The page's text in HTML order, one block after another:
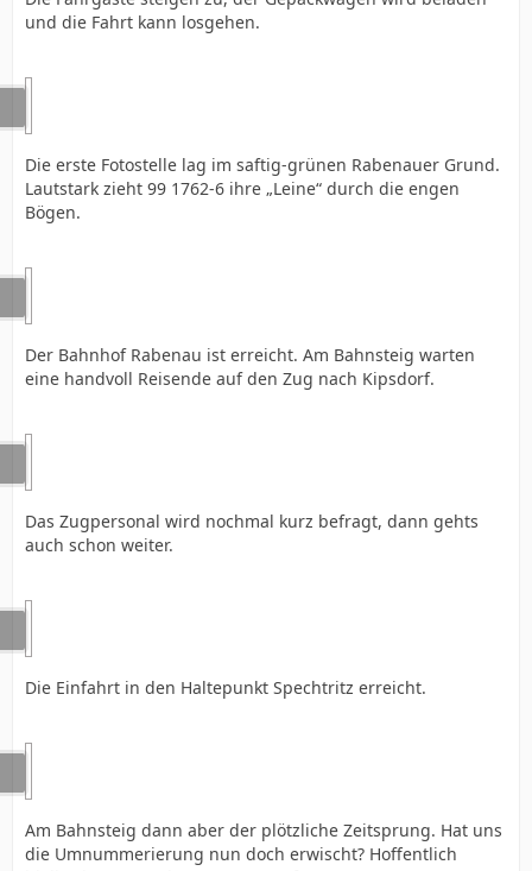
und die Fahrt kann losgehen.
Die erste Fotostelle lag im saftig-grünen Rabenauer Grund.
Lautstark zieht 99 1762-6 ihre „Leine“ durch die engen
Bögen.
Der Bahnhof Rabenau ist erreicht. Am Bahnsteig warten
eine handvoll Reisende auf den Zug nach Kipsdorf.
Das Zugpersonal wird nochmal kurz befragt, dann gehts
auch schon weiter.
Die Einfahrt in den Haltepunkt Spechtritz erreicht.
Am Bahnsteig dann aber der plötzliche Zeitsprung. Hat uns
die Umnummerierung nun doch erwischt? Hoffentlich